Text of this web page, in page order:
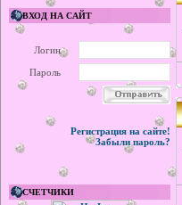
ВХОД НА САЙТ
Логин
Пароль
Регистрация на сайте!
Забыли пароль?
СЧЕТЧИКИ